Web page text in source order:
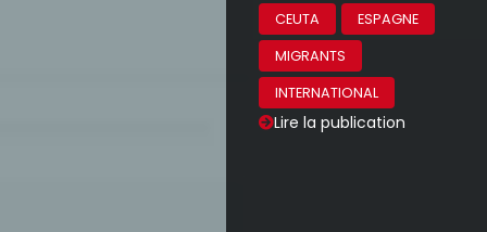
CEUTA
ESPAGNE
MIGRANTS
INTERNATIONAL
Lire la publication